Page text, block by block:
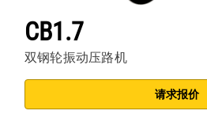
CB1.7
双钢轮振动压路机
请求报价